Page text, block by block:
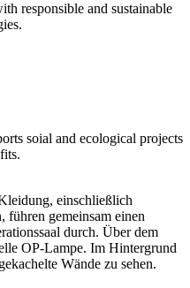
responsible and sustainable
soial and ecological projects